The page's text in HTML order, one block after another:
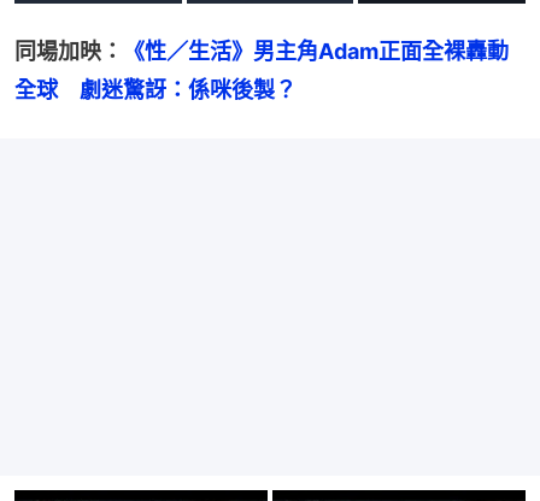
同場加映：
《性／生活》男主角Adam正面全裸轟動
全球　劇迷驚訝：係咪後製？